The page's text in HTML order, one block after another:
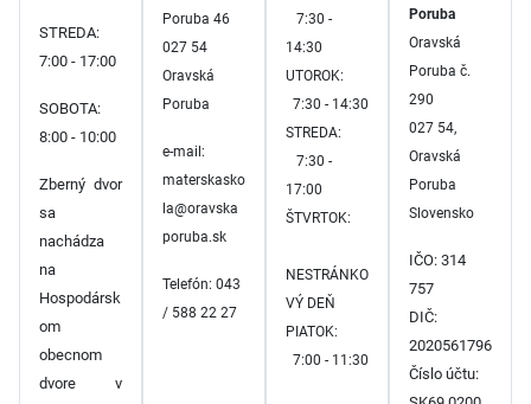
STREDA:
7:00 - 17:00
SOBOTA:
8:00 - 10:00
Zberný dvor
sa
nachádza
na
Hospodársk
om
obecnom
dvore v
Poruba 46
027 54
Oravská
Poruba
e-mail:
materskasko
la@oravska
poruba.sk
Telefón: 043
/ 588 22 27
7:30 -
14:30
UTOROK:
7:30 - 14:30
STREDA:
7:30 -
17:00
ŠTVRTOK:
NESTRÁNKO
VÝ DEŇ
PIATOK:
7:00 - 11:30
Poruba
Oravská
Poruba č.
290
027 54,
Oravská
Poruba
Slovensko
IČO: 314
757
DIČ:
2020561796
Číslo účtu: